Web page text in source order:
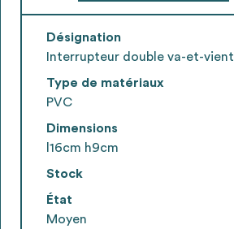
Désignation
Interrupteur double va-et-vient
Type de matériaux
PVC
Dimensions
l16cm h9cm
Stock
État
Moyen